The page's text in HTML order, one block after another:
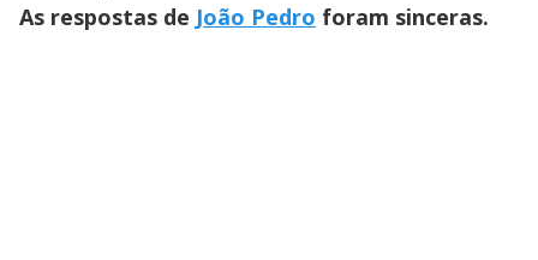
As respostas de João Pedro foram sinceras.